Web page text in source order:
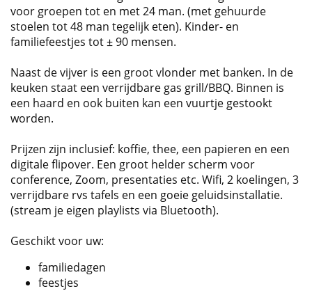
voor groepen tot en met 24 man. (met gehuurde
stoelen tot 48 man tegelijk eten). Kinder- en
familiefeestjes tot ± 90 mensen.
Naast de vijver is een groot vlonder met banken. In de
keuken staat een verrijdbare gas grill/BBQ. Binnen is
een haard en ook buiten kan een vuurtje gestookt
worden.
Prijzen zijn inclusief: koffie, thee, een papieren en een
digitale flipover. Een groot helder scherm voor
conference, Zoom, presentaties etc. Wifi, 2 koelingen, 3
verrijdbare rvs tafels en een goeie geluidsinstallatie.
(stream je eigen playlists via Bluetooth).
Geschikt voor uw:
familiedagen
feestjes